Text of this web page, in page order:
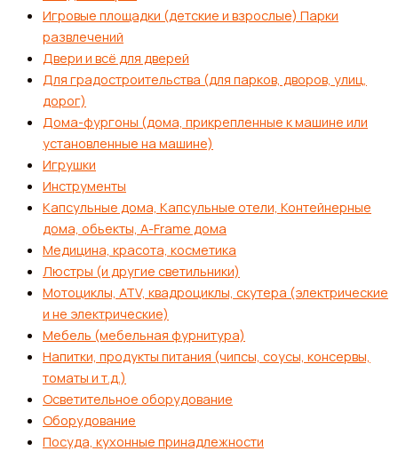
Игровые площадки (детские и взрослые) Парки
развлечений
Двери и всё для дверей
Для градостроительства (для парков, дворов, улиц,
дорог)
Дома-фургоны (дома, прикрепленные к машине или
установленные на машине)
Игрушки
Инструменты
Капсульные дома, Капсульные отели, Контейнерные
дома, обьекты, А-Frame дома
Медицина, красота, косметика
Люстры (и другие светильники)
Мотоциклы, ATV, квадроциклы, скутера (электрические
и не электрические)
Мебель (мебельная фурнитура)
Напитки, продукты питания (чипсы, соусы, консервы,
томаты и т.д.)
Осветительное оборудование
Оборудование
Посуда, кухонные принадлежности